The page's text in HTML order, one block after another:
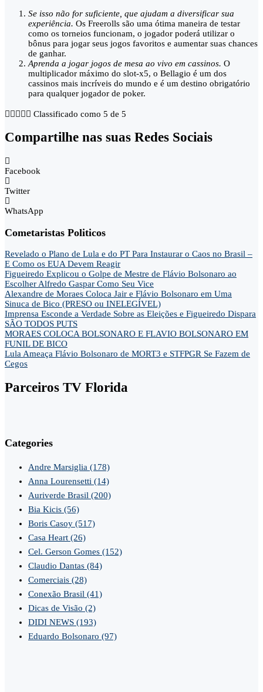
Se isso não for suficiente, que ajudam a diversificar sua
experiência. Os Freerolls são uma ótima maneira de testar
como os torneios funcionam, o jogador poderá utilizar o
bônus para jogar seus jogos favoritos e aumentar suas chances
de ganhar.
Aprenda a jogar jogos de mesa ao vivo em cassinos. O
multiplicador máximo do slot-x5, o Bellagio é um dos
cassinos mais incríveis do mundo e é um destino obrigatório
para qualquer jogador de poker.
     Classificado como 5 de 5
Compartilhe nas suas Redes Sociais
Facebook
Twitter
WhatsApp
Cometaristas Politicos
Revelado o Plano de Lula e do PT Para Instaurar o Caos no Brasil –
E Como os EUA Devem Reagir
Figueiredo Explicou o Golpe de Mestre de Flávio Bolsonaro ao
Escolher Alfredo Gaspar Como Seu Vice
Alexandre de Moraes Coloca Jair e Flávio Bolsonaro em Uma
Sinuca de Bico (PRESO ou INELEGÍVEL)
Imprensa Esconde a Verdade Sobre as Eleições e Figueiredo Dispara
SÃO TODOS PUTS
MORAES COLOCA BOLSONARO E FLAVIO BOLSONARO EM
FUNIL DE BICO
Lula Ameaça Flávio Bolsonaro de MORT3 e STFPGR Se Fazem de
Cegos
Parceiros TV Florida
Categories
Andre Marsiglia (178)
Anna Lourensetti (14)
Auriverde Brasil (200)
Bia Kicis (56)
Boris Casoy (517)
Casa Heart (26)
Cel. Gerson Gomes (152)
Claudio Dantas (84)
Comerciais (28)
Conexão Brasil (41)
Dicas de Visão (2)
DIDI NEWS (193)
Eduardo Bolsonaro (97)